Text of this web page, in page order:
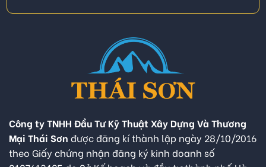
Công ty TNHH Đầu Tư Kỹ Thuật Xây Dựng Và Thương
Mại Thái Sơn được đăng kí thành lập ngày 28/10/2016
theo Giấy chứng nhận đăng ký kinh doanh số